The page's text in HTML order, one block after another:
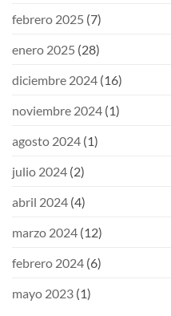
febrero 2025 (7)
enero 2025 (28)
diciembre 2024 (16)
noviembre 2024 (1)
agosto 2024 (1)
julio 2024 (2)
abril 2024 (4)
marzo 2024 (12)
febrero 2024 (6)
mayo 2023 (1)